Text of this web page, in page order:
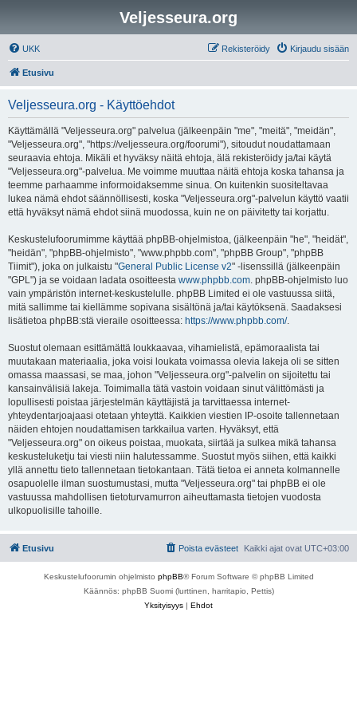
Veljesseura.org
UKK Kirjaudu sisään
Rekisteröidy
Etusivu
Veljesseura.org - Käyttöehdot
Käyttämällä "Veljesseura.org" palvelua (jälkeenpäin "me", "meitä", "meidän",
"Veljesseura.org", "https://veljesseura.org/foorumi"), sitoudut noudattamaan
seuraavia ehtoja. Mikäli et hyväksy näitä ehtoja, älä rekisteröidy ja/tai käytä
"Veljesseura.org"-palvelua. Me voimme muuttaa näitä ehtoja koska tahansa ja
teemme parhaamme informoidaksemme sinua. On kuitenkin suositeltavaa
lukea nämä ehdot säännöllisesti, koska "Veljesseura.org"-palvelun käyttö vaatii
että hyväksyt nämä ehdot siinä muodossa, kuin ne on päivitetty tai korjattu.
Keskustelufoorumimme käyttää phpBB-ohjelmistoa, (jälkeenpäin "he", "heidät",
"heidän", "phpBB-ohjelmisto", "www.phpbb.com", "phpBB Group", "phpBB
Tiimit"), joka on julkaistu "General Public License v2" -lisenssillä (jälkeenpäin
"GPL") ja se voidaan ladata osoitteesta www.phpbb.com. phpBB-ohjelmisto luo
vain ympäristön internet-keskustelulle. phpBB Limited ei ole vastuussa siitä,
mitä sallimme tai kiellämme sopivana sisältönä ja/tai käytöksenä. Saadaksesi
lisätietoa phpBB:stä vieraile osoitteessa: https://www.phpbb.com/.
Suostut olemaan esittämättä loukkaavaa, vihamielistä, epämoraalista tai
muutakaan materiaalia, joka voisi loukata voimassa olevia lakeja oli se sitten
omassa maassasi, se maa, johon "Veljesseura.org"-palvelin on sijoitettu tai
kansainvälisiä lakeja. Toimimalla tätä vastoin voidaan sinut välittömästi ja
lopullisesti poistaa järjestelmän käyttäjistä ja tarvittaessa internet-
yhteydentarjoajaasi otetaan yhteyttä. Kaikkien viestien IP-osoite tallennetaan
näiden ehtojen noudattamisen tarkkailua varten. Hyväksyt, että
"Veljesseura.org" on oikeus poistaa, muokata, siirtää ja sulkea mikä tahansa
keskusteluketju tai viesti niin halutessamme. Suostut myös siihen, että kaikki
yllä annettu tieto tallennetaan tietokantaan. Tätä tietoa ei anneta kolmannelle
osapuolelle ilman suostumustasi, mutta "Veljesseura.org" tai phpBB ei ole
vastuussa mahdollisen tietoturvamurron aiheuttamasta tietojen vuodosta
ulkopuolisille tahoille.
Etusivu Kaikki ajat ovat UTC+03:00
Poista evästeet
Keskustelufoorumin ohjelmisto phpBB® Forum Software © phpBB Limited
Käännös: phpBB Suomi (lurttinen, harritapio, Pettis)
Yksityisyys | Ehdot